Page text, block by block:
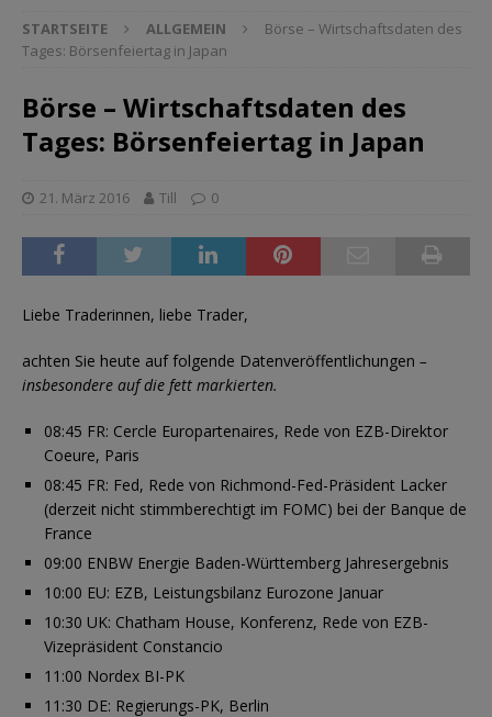
STARTSEITE ALLGEMEIN
Börse – Wirtschaftsdaten des
Tages: Börsenfeiertag in Japan
Börse – Wirtschaftsdaten des
Tages: Börsenfeiertag in Japan
21. März 2016 Till 0
Liebe Traderinnen, liebe Trader,
achten Sie heute auf folgende Datenveröffentlichungen –
insbesondere auf die fett markierten.
08:45 FR: Cercle Europartenaires, Rede von EZB-Direktor
Coeure, Paris
08:45 FR: Fed, Rede von Richmond-Fed-Präsident Lacker
(derzeit nicht stimmberechtigt im FOMC) bei der Banque de
France
09:00 ENBW Energie Baden-Württemberg Jahresergebnis
10:00 EU: EZB, Leistungsbilanz Eurozone Januar
10:30 UK: Chatham House, Konferenz, Rede von EZB-
Vizepräsident Constancio
11:00 Nordex BI-PK
11:30 DE: Regierungs-PK, Berlin